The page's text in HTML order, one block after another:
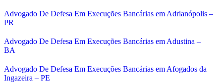
Advogado De Defesa Em Execuções Bancárias em Adrianópolis –
PR
Advogado De Defesa Em Execuções Bancárias em Adustina –
BA
Advogado De Defesa Em Execuções Bancárias em Afogados da
Ingazeira – PE